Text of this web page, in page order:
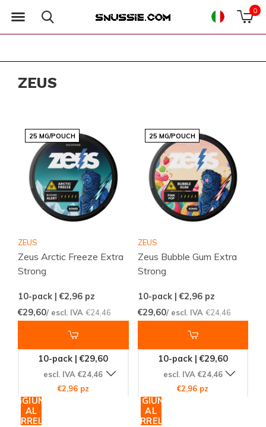
0
ZEUS
25 MG/POUCH
ZEUS
Zeus Arctic Freeze Extra
Strong
10-pack | €2,96 pz
€29,60/ escl. IVA €24,46
10-pack | €29,60
escl. IVA €24,46
€2,96 pz
AGGIUNGI
AL
CARRELLO
25 MG/POUCH
ZEUS
Zeus Bubble Gum Extra
Strong
10-pack | €2,96pz
€29,60/ escl. IVA €24,46
10-pack | €29,60
escl. IVA €24,46
€2,96 pz
AGGIUNGI
AL
CARRELLO